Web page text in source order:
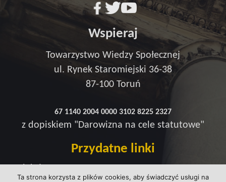
Ta strona korzysta z plików cookies, aby świadczyć usługi na
Wspieraj
Towarzystwo Wiedzy Społecznej
ul. Rynek Staromiejski 36-38
87-100 Toruń
67 1140 2004 0000 3102 8225 2327
z dopiskiem "Darowizna na cele statutowe"
Przydatne linki